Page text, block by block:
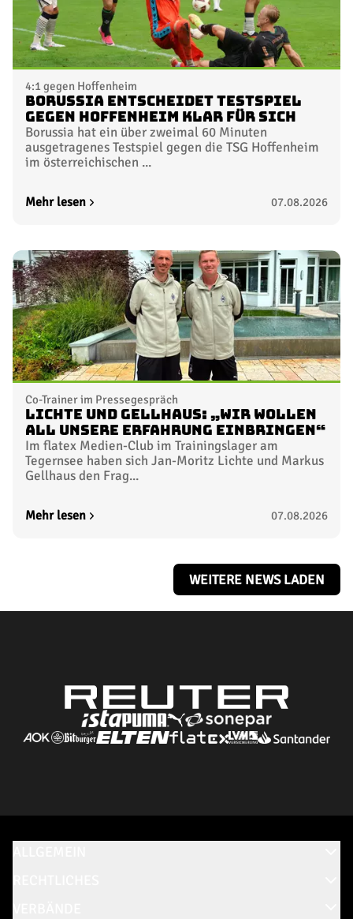
4:1 gegen Hoffenheim
Borussia entscheidet Testspiel
gegen Hoffenheim klar für sich
Borussia hat ein über zweimal 60 Minuten
ausgetragenes Testspiel gegen die TSG Hoffenheim
im österreichischen ...
Mehr lesen 07.08.2026
Co-Trainer im Pressegespräch
Lichte und Gellhaus: „Wir wollen
all unsere Erfahrung einbringen“
Im flatex Medien-Club im Trainingslager am
Tegernsee haben sich Jan-Moritz Lichte und Markus
Gellhaus den Frag...
Mehr lesen 07.08.2026
WEITERE NEWS LADEN